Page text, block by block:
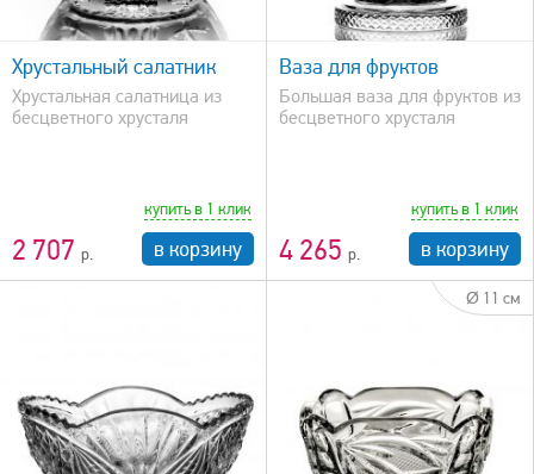
Хрустальный салатник
Хрустальная салатница из
бесцветного хрусталя
2 707
купить в 1 клик
в корзину
быстрый просмотр
Ваза для фруктов
Большая ваза для фруктов из
бесцветного хрусталя
4 265
купить в 1 клик
в корзину
Ø 11 см